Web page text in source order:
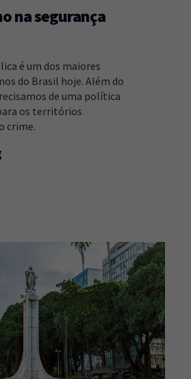
na segurança
é um dos maiores
do Brasil hoje. Além do
de uma política
os territórios
crime.